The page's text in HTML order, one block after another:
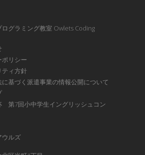
グラミング教室 Owlets Coding
リシー
ティ方針
基づく派遣事業の情報公開について
第7回小中学生イングリッシュコン
ルズ